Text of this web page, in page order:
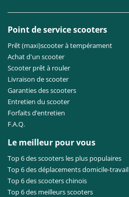
Point de service scooters
Prêt (maxi)scooter à tempérament
Achat d'un scooter
Scooter prêt à rouler
Livraison de scooter
Garanties des scooters
Entretien du scooter
Forfaits d’entretien
F.A.Q.
Le meilleur pour vous
Top 6 des scooters les plus populaires
Top 6 des déplacements domicile-travail
Top 6 des scooters chinois
Top 6 des meilleurs scooters